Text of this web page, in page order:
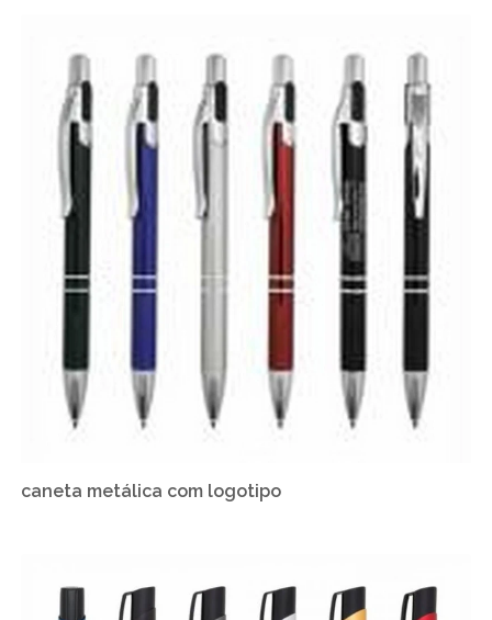
caneta metálica com logotipo